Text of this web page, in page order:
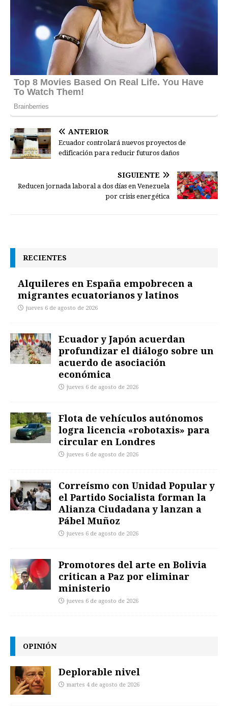
ANTERIOR
Ecuador controlará nuevos proyectos de
edificación para reducir futuros daños
SIGUIENTE
Reducen jornada laboral a dos días en Venezuela
por crisis energética
RECIENTES
Alquileres en España empobrecen a
migrantes ecuatorianos y latinos
jueves 6 de agosto de 2026
Ecuador y Japón acuerdan
profundizar el diálogo sobre un
acuerdo de asociación
económica
jueves 6 de agosto de 2026
Flota de vehículos autónomos
logra licencia «robotaxis» para
circular en Londres
jueves 6 de agosto de 2026
Correísmo con Unidad Popular y
el Partido Socialista forman la
Alianza Ciudadana y lanzan a
Pábel Muñoz
jueves 6 de agosto de 2026
Promotores del arte en Bolivia
critican a Paz por eliminar
ministerio
jueves 6 de agosto de 2026
OPINIÓN
Deplorable nivel
martes 4 de agosto de 2026